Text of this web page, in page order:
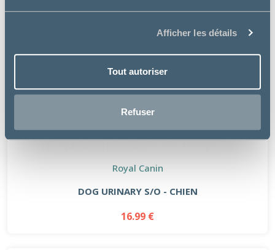
Afficher les détails
Tout autoriser
Refuser
Royal Canin
DOG URINARY S/O - CHIEN
16.99 €